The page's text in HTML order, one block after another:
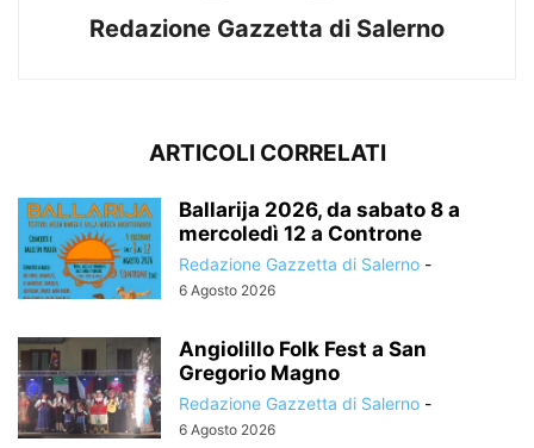
Redazione Gazzetta di Salerno
ARTICOLI CORRELATI
Ballarija 2026, da sabato 8 a
mercoledì 12 a Controne
Redazione Gazzetta di Salerno -
6 Agosto 2026
Angiolillo Folk Fest a San
Gregorio Magno
Redazione Gazzetta di Salerno -
6 Agosto 2026